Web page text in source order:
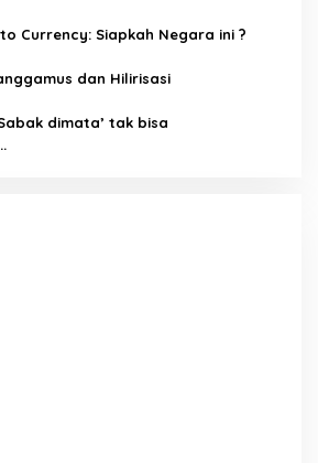
Currency: Siapkah Negara ini ?
dan Hilirisasi
dimata’ tak bisa